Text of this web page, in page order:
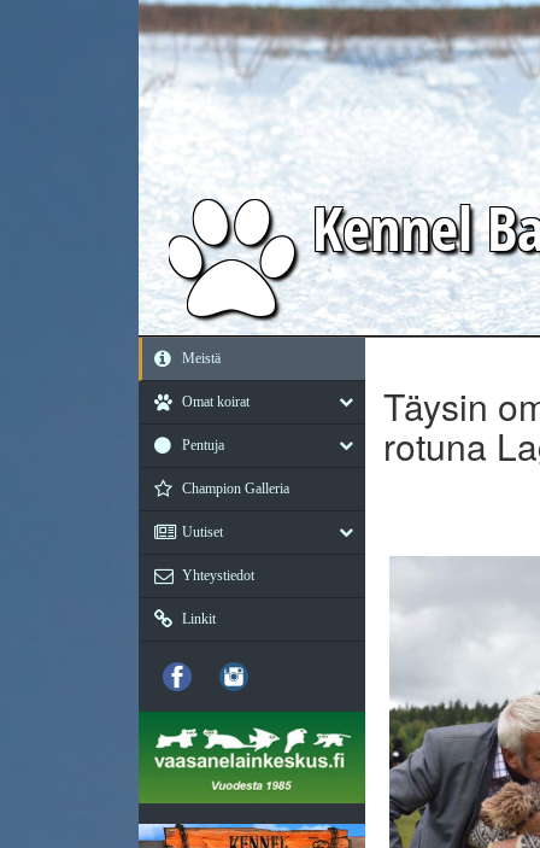
Kennel
Meistä
Omat koirat
Pentuja
Champion Galleria
Uutiset
Yhteystiedot
Linkit
Täysin
rotuna